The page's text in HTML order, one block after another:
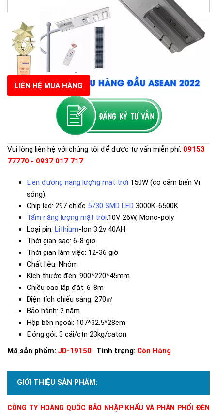
LIÊN HỆ MUA HÀNG
Vui lòng liên hệ với chúng tôi để được tư vấn miễn phí: 09153
77770 - 0937 017 717
Đèn đường năng lượng mặt trời 150W (có cảm biến Vi
sóng):
Chip led: 297 chiếc 5730 SMD LED 3000K-6500K
Tấm năng lượng mặt trời:10V 26W, Mono-poly
Loại pin: Lithium-Ion 3.2v 40AH
Thời gian sạc: 6-8 giờ
Thời gian làm việc: 12-36 giờ
Chất liệu: Nhôm
Kích thước đèn: 900*220*45mm
Chiều cao lắp đặt: 6-8m
Diện tích chiếu sáng: 270㎡
Bảo hành: 2 năm
Hộp bên ngoài: 107*32.5*28cm
Đóng gói: 3 cái/ctn 23kg/caton
Mã sản phẩm: JD-19150 Tình trạng: Còn Hàng
GIỚI THIỆU SẢN PHẨM:
CÔNG TY HOÀNG QUỐC BẢO NHẬP KHẨU VÀ PHÂN PHỐI ĐÈN